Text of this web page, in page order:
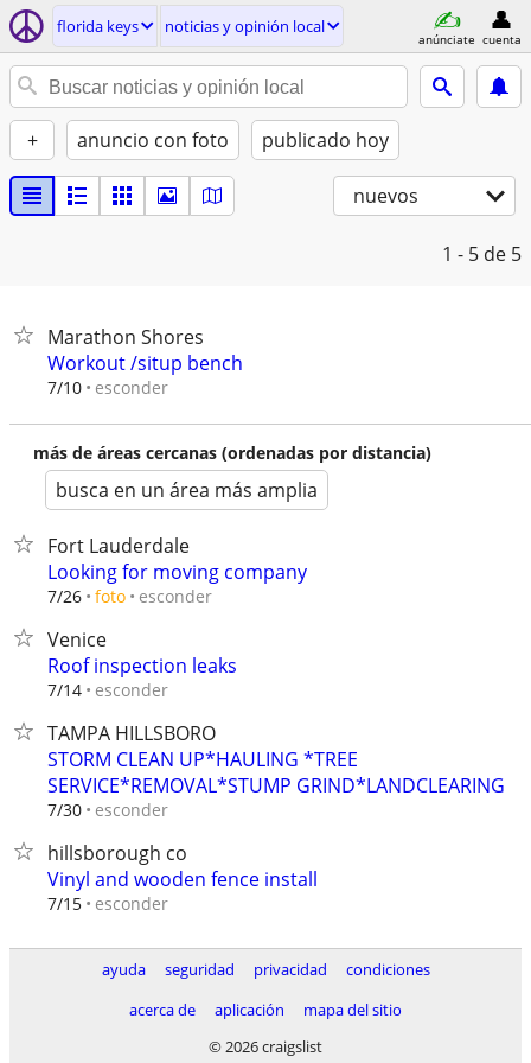
florida keys noticias y opinión local
anúnciate cuenta
+ anuncio con foto publicado hoy
nuevos
1 - 5 de 5
Marathon Shores
Workout /situp bench
7/10 esconder
más de áreas cercanas (ordenadas por distancia)
busca en un área más amplia
Fort Lauderdale
Looking for moving company
7/26 foto esconder
Venice
Roof inspection leaks
7/14 esconder
TAMPA HILLSBORO
STORM CLEAN UP*HAULING *TREE
SERVICE*REMOVAL*STUMP GRIND*LANDCLEARING
7/30 esconder
hillsborough co
Vinyl and wooden fence install
7/15 esconder
ayuda seguridad privacidad
condiciones
acerca de
aplicación
mapa del sitio
© 2026 craigslist